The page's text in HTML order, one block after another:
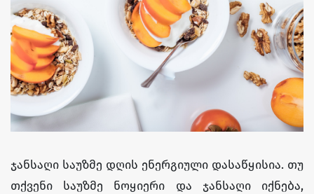
ჯანსაღი საუზმე დღის ენერგიული დასაწყისია. თუ
თქვენი საუზმე ნოყიერი და ჯანსაღი იქნება,